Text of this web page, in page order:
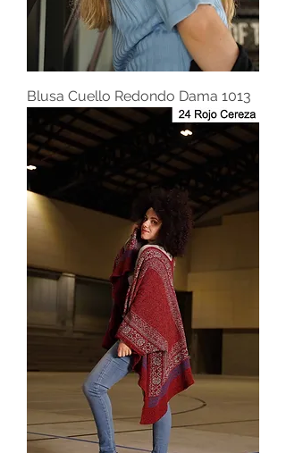
Blusa Cuello Redondo Dama 1013